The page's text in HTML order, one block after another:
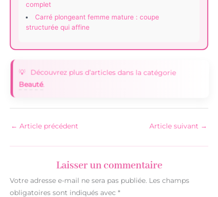
complet
Carré plongeant femme mature : coupe
structurée qui affine
Découvrez plus d’articles dans la catégorie
Beauté.
← Article précédent Article suivant →
Laisser un commentaire
Votre adresse e-mail ne sera pas publiée. Les champs
obligatoires sont indiqués avec *